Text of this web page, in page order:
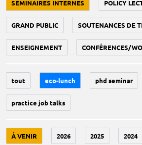
SÉMINAIRES INTERNES POLICY
GRAND PUBLIC SOUTENANCES DE
ENSEIGNEMENT CONFÉRENCES/
tout eco-lunch phd seminar
practice job talks
À VENIR 2026 2025 2024